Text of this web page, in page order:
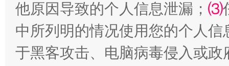
全民健身五年计划来了！等你上场
他原因导致的个人信息泄漏； ⑶
中所列明的情况使用您的个人
于黑客攻击、电脑病毒侵入或